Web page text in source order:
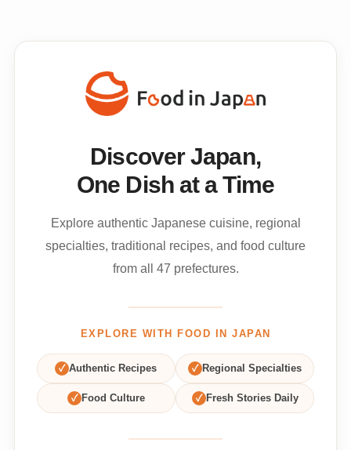
Discover Japan,
One Dish at a Time
Explore authentic Japanese cuisine, regional
specialties, traditional recipes, and food culture
from all 47 prefectures.
EXPLORE WITH FOOD IN JAPAN
✓ Authentic Recipes ✓ Regional Specialties
✓ Food Culture ✓ Fresh Stories Daily